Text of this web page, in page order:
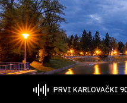
PRVI KARLOVAČKI